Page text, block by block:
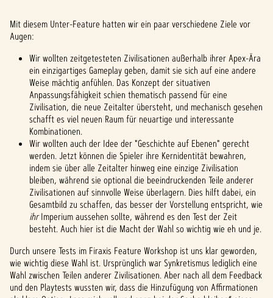
Mit diesem Unter-Feature hatten wir ein paar verschiedene Ziele vor
Augen:
Wir wollten zeitgetesteten Zivilisationen außerhalb ihrer Apex-Ära
ein einzigartiges Gameplay geben, damit sie sich auf eine andere
Weise mächtig anfühlen. Das Konzept der situativen
Anpassungsfähigkeit schien thematisch passend für eine
Zivilisation, die neue Zeitalter übersteht, und mechanisch gesehen
schafft es viel neuen Raum für neuartige und interessante
Kombinationen.
Wir wollten auch der Idee der "Geschichte auf Ebenen" gerecht
werden. Jetzt können die Spieler ihre Kernidentität bewahren,
indem sie über alle Zeitalter hinweg eine einzige Zivilisation
bleiben, während sie optional die beeindruckenden Teile anderer
Zivilisationen auf sinnvolle Weise überlagern. Dies hilft dabei, ein
Gesamtbild zu schaffen, das besser der Vorstellung entspricht, wie
ihrImperium aussehen sollte, während es den Test der Zeit
besteht. Auch hier ist die Macht der Wahl so wichtig wie eh und je.
Durch unsere Tests im Firaxis Feature Workshop ist uns klar geworden,
wie wichtig diese Wahl ist. Ursprünglich war Synkretismus lediglich eine
Wahl zwischen Teilen anderer Zivilisationen. Aber nach all dem Feedback
und den Playtests wussten wir, dass die Hinzufügung von Affirmationen